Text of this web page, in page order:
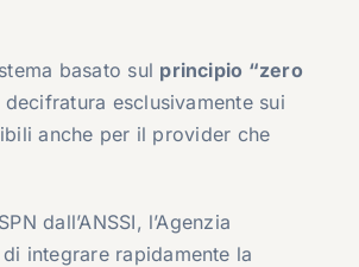
basato sul principio “zero
esclusivamente sui
anche per il provider che
dall’ANSSI, l’Agenzia
integrare rapidamente la